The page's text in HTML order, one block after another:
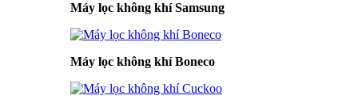
Máy lọc không khí Samsung
Máy lọc không khí Boneco